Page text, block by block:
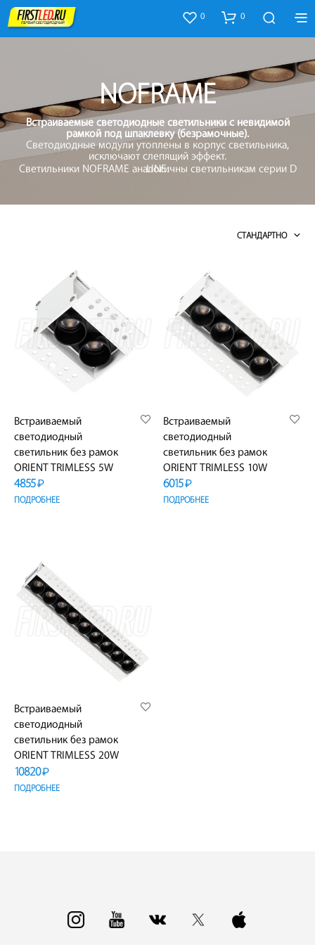
0 0
NOFRAME
Встраиваемые светодиодные светильники с невидимой
рамкой под шпаклевку (безрамочные).
Светодиодные модули утоплены в корпус светильника,
исключают слепящий эффект.
Светильники NOFRAME аналогичны светильникам серии D LINE.
СТАНДАРТНО
Встраиваемый
светодиодный
светильник без рамок
ORIENT TRIMLESS 5W
4855₽
ПОДРОБНЕЕ
Встраиваемый
светодиодный
светильник без рамок
ORIENT TRIMLESS 10W
6015₽
ПОДРОБНЕЕ
Встраиваемый
светодиодный
светильник без рамок
ORIENT TRIMLESS 20W
10820₽
ПОДРОБНЕЕ